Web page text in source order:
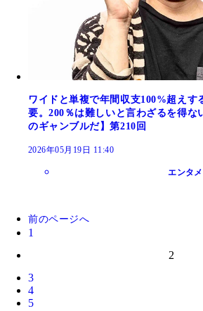
ワイドと単複で年間収支100%超えす
要。200％は難しいと言わざるを得な
のギャンブルだ】第210回
2026年05月19日 11:40
エンタメ
前のページへ
1
2
3
4
5